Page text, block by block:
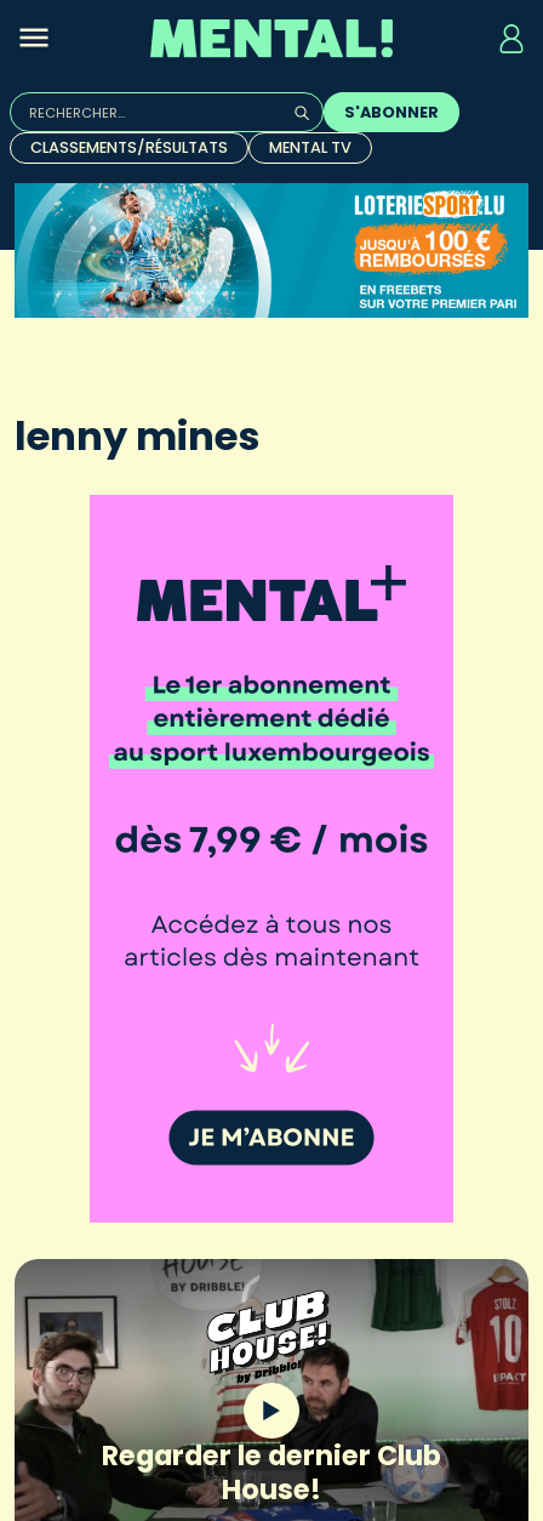
Rechercher :
Quand les résultats de l'auto-complétion sont
S'ABONNER
CLASSEMENTS/RÉSULTATS
MENTAL TV
lenny mines
Regarder le dernier Club
House!